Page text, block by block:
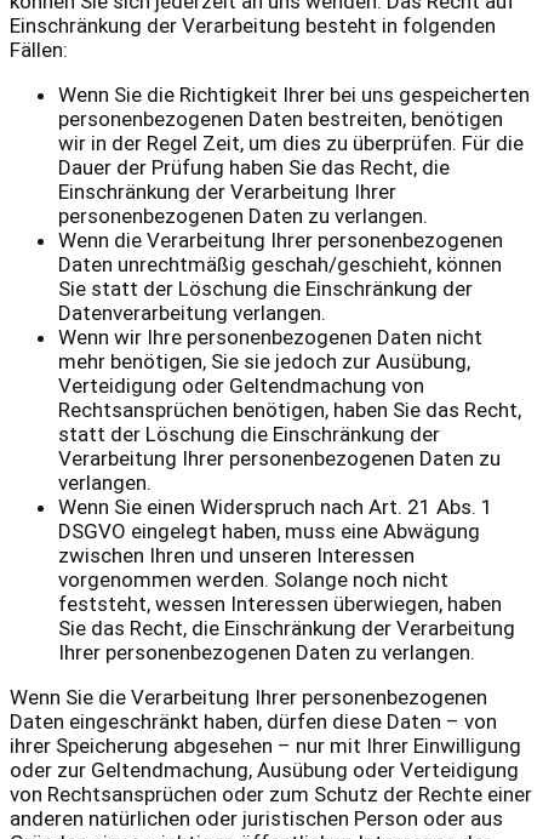
Einschränkung der Verarbeitung besteht in folgenden
Fällen:
Wenn Sie die Richtigkeit Ihrer bei uns gespeicherten
personenbezogenen Daten bestreiten, benötigen
wir in der Regel Zeit, um dies zu überprüfen. Für die
Dauer der Prüfung haben Sie das Recht, die
Einschränkung der Verarbeitung Ihrer
personenbezogenen Daten zu verlangen.
Wenn die Verarbeitung Ihrer personenbezogenen
Daten unrechtmäßig geschah/geschieht, können
Sie statt der Löschung die Einschränkung der
Datenverarbeitung verlangen.
Wenn wir Ihre personenbezogenen Daten nicht
mehr benötigen, Sie sie jedoch zur Ausübung,
Verteidigung oder Geltendmachung von
Rechtsansprüchen benötigen, haben Sie das Recht,
statt der Löschung die Einschränkung der
Verarbeitung Ihrer personenbezogenen Daten zu
verlangen.
Wenn Sie einen Widerspruch nach Art. 21 Abs. 1
DSGVO eingelegt haben, muss eine Abwägung
zwischen Ihren und unseren Interessen
vorgenommen werden. Solange noch nicht
feststeht, wessen Interessen überwiegen, haben
Sie das Recht, die Einschränkung der Verarbeitung
Ihrer personenbezogenen Daten zu verlangen.
Wenn Sie die Verarbeitung Ihrer personenbezogenen
Daten eingeschränkt haben, dürfen diese Daten – von
ihrer Speicherung abgesehen – nur mit Ihrer Einwilligung
oder zur Geltendmachung, Ausübung oder Verteidigung
von Rechtsansprüchen oder zum Schutz der Rechte einer
anderen natürlichen oder juristischen Person oder aus